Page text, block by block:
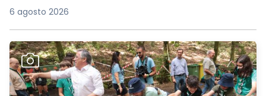
6 agosto 2026